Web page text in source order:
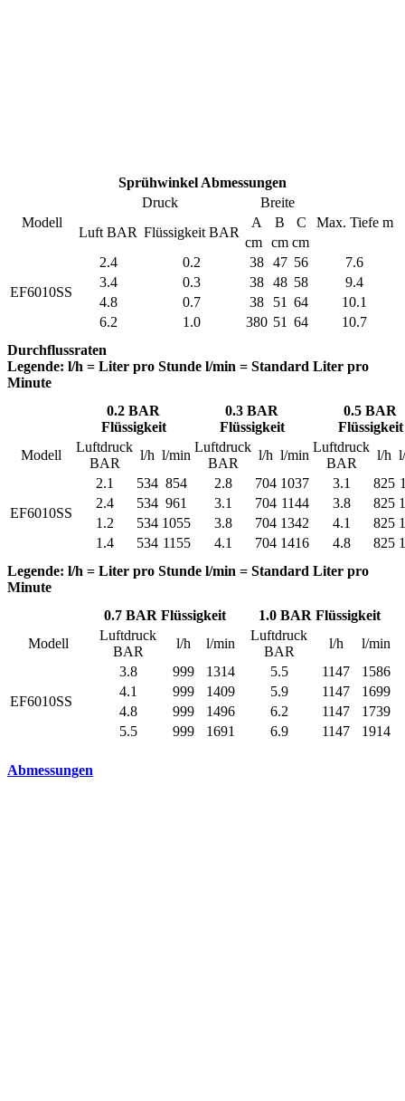
Sprühwinkel Abmessungen
Modell
Druck
Breite
Max. Tiefe m
Luft BAR Flüssigkeit BAR
A B
C
cm cm cm
EF6010SS
2.4 0.2 38 47 56
7.6
3.4
0.3 38 48 58
9.4
4.8
0.7 38 51 64
10.1
6.2
1.0 380 51 64
10.7
Durchflussraten
Legende: l/h = Liter pro Stunde l/min = Standard Liter pro
Minute
0.2 BAR
Flüssigkeit
0.3 BAR
Flüssigkeit
0.5 BAR
Flüssigkeit
Modell
Luftdruck
BAR
l/h l/min
Luftdruck
BAR
l/h l/min
Luftdruck
BAR
l/h
EF6010SS
2.1 534 854 2.8 704 1037 3.1 825
2.4
534 961 3.1 704 1144 3.8 825
1.2
534 1055 3.8 704 1342 4.1 825
1.4
534 1155 4.1 704 1416 4.8 825
Legende: l/h = Liter pro Stunde l/min = Standard Liter pro
Minute
0.7 BAR Flüssigkeit
1.0 BAR Flüssigkeit
Modell
Luftdruck
BAR
l/h l/min
Luftdruck
BAR
l/h l/min
EF6010SS
3.8 999 1314 5.5 1147
1586
4.1
999 1409 5.9 1147
1699
4.8
999 1496 6.2 1147
1739
5.5
999 1691 6.9 1147 1914
Abmessungen